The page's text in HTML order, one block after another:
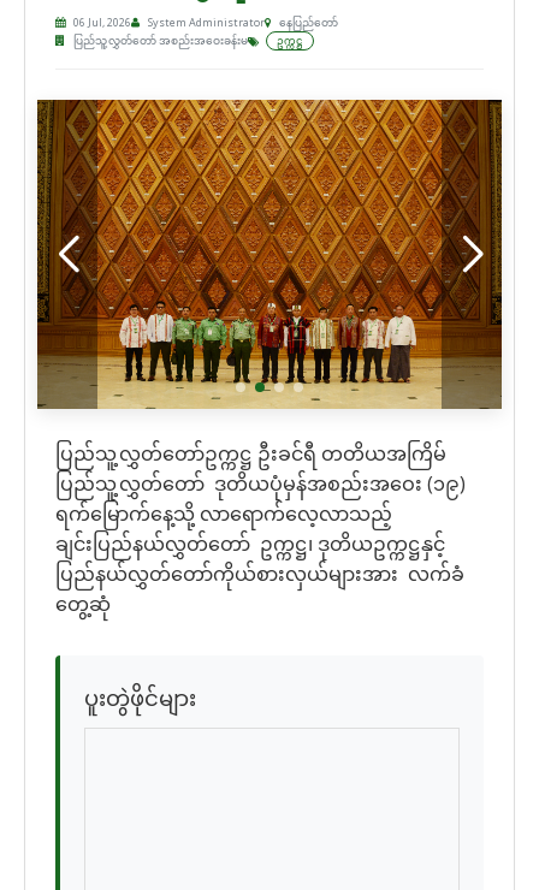
06 Jul, 2026 System Administrator
နေပြည်တော်
ပြည်သူ့လွှတ်တော် အစည်းအဝေးခန်းမ
ဥက္ကဋ္ဌ
ပြည်သူ့လွှတ်တော်ဥက္ကဋ္ဌ ဦးခင်ရီ တတိယအကြိမ်
ပြည်သူ့လွှတ်တော် ဒုတိယပုံမှန်အစည်းအဝေး (၁၉)
ရက်မြောက်နေ့သို့ လာရောက်လေ့လာသည့်
ချင်းပြည်နယ်လွှတ်တော် ဥက္ကဋ္ဌ၊ ဒုတိယဥက္ကဋ္ဌနှင့်
ပြည်နယ်လွှတ်တော်ကိုယ်စားလှယ်များအား လက်ခံ
တွေ့ဆုံ
ပူးတွဲဖိုင်များ